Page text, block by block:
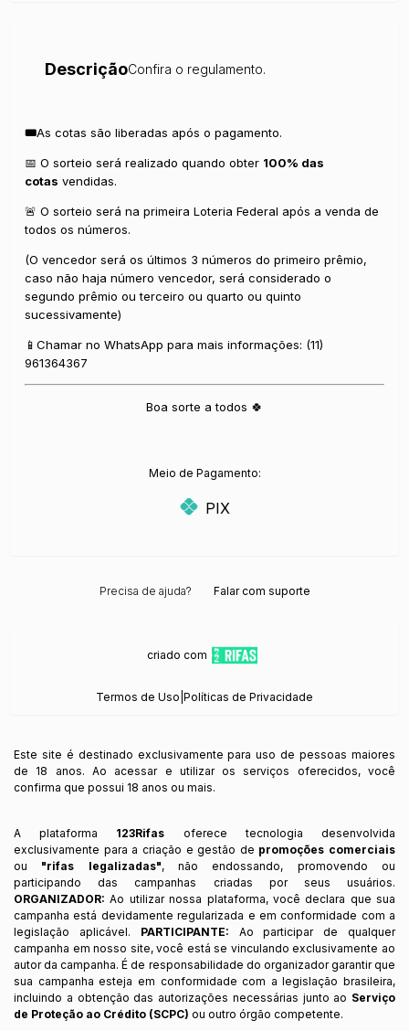
DescriçãoConfira o regulamento.
🎟️As cotas são liberadas após o pagamento.
📅 O sorteio será realizado quando obter 100% das
cotas vendidas.
🚨 O sorteio será na primeira Loteria Federal após a venda de
todos os números.
(O vencedor será os últimos 3 números do primeiro prêmio,
caso não haja número vencedor, será considerado o
segundo prêmio ou terceiro ou quarto ou quinto
sucessivamente)
📱Chamar no WhatsApp para mais informações: (11)
961364367
Boa sorte a todos 🍀
Meio de Pagamento:
PIX
Precisa de ajuda? Falar com suporte
criado com
Termos de Uso Políticas de Privacidade
Este site é destinado exclusivamente para uso de pessoas maiores
de 18 anos. Ao acessar e utilizar os serviços oferecidos, você
confirma que possui 18 anos ou mais.
A plataforma 123Rifas oferece tecnologia desenvolvida
exclusivamente para a criação e gestão de promoções comerciais
ou "rifas legalizadas", não endossando, promovendo ou
participando das campanhas criadas por seus usuários.
ORGANIZADOR: Ao utilizar nossa plataforma, você declara que sua
campanha está devidamente regularizada e em conformidade com a
legislação aplicável. PARTICIPANTE: Ao participar de qualquer
campanha em nosso site, você está se vinculando exclusivamente ao
autor da campanha. É de responsabilidade do organizador garantir que
sua campanha esteja em conformidade com a legislação brasileira,
incluindo a obtenção das autorizações necessárias junto ao Serviço
de Proteção ao Crédito (SCPC) ou outro órgão competente.